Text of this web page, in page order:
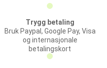
Trygg betaling
Bruk Paypal, Google Pay, Visa
og internasjonale
betalingskort